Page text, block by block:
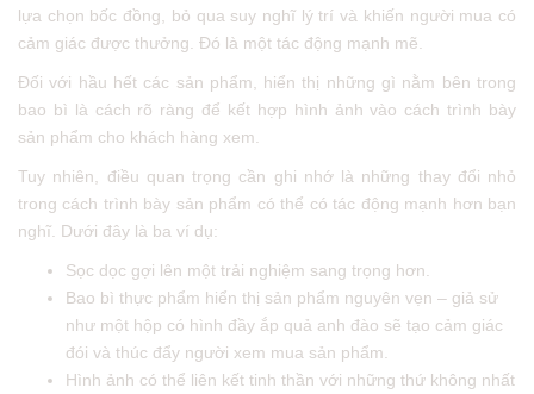
lựa chọn bốc đồng, bỏ qua suy nghĩ lý trí và khiến người mua có
cảm giác được thưởng. Đó là một tác động mạnh mẽ.
Đối với hầu hết các sản phẩm, hiển thị những gì nằm bên trong
bao bì là cách rõ ràng để kết hợp hình ảnh vào cách trình bày
sản phẩm cho khách hàng xem.
Tuy nhiên, điều quan trọng cần ghi nhớ là những thay đổi nhỏ
trong cách trình bày sản phẩm có thể có tác động mạnh hơn bạn
nghĩ. Dưới đây là ba ví dụ:
Sọc dọc gợi lên một trải nghiệm sang trọng hơn.
Bao bì thực phẩm hiển thị sản phẩm nguyên vẹn – giả sử
như một hộp có hình đầy ắp quả anh đào sẽ tạo cảm giác
đói và thúc đẩy người xem mua sản phẩm.
Hình ảnh có thể liên kết tinh thần với những thứ không nhất